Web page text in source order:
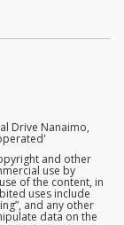
Drive Nanaimo,
and other
use by
of the content, in
uses include
and any other
data on the